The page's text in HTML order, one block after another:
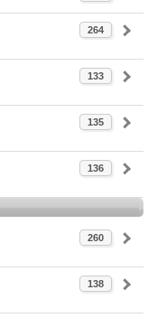
264
133
135
136
260
138